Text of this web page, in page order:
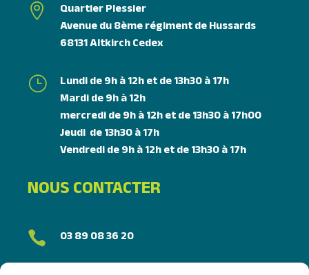

Quartier Plessier
Avenue du 8ème régiment de Hussards
68131 Altkirch Cedex
}
Lundi de 9h à 12h et de 13h30 à 17h
Mardi de 9h à 12h
mercredi de 9h à 12h et de 13h30 à 17h00
Jeudi de 13h30 à 17h
Vendredi de 9h à 12h et de 13h30 à 17h
NOUS CONTACTER
 03 89 08 36 20